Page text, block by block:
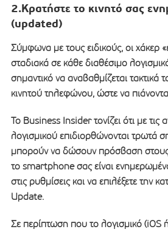
2.Κρατήστε το κινητό σας
(updated)
Σύμφωνα με τους ειδικούς, οι χάκερ
σταδιακά σε κάθε διαθέσιμο
σημαντικό να αναβαθμίζεται τακτικά
κινητού τηλεφώνου, ώστε να
Το Business Insider τονίζει ότι με τις
λογισμικού επιδιορθώνονται τρωτά
μπορούν να δώσουν πρόσβαση στους
το smartphone σας είναι
στις ρυθμίσεις και να επιλέξετε την
Update.
Σε περίπτωση που το λογισμικό (iOS